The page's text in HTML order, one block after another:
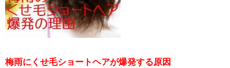
梅雨にくせ毛ショートヘアが爆発する原因